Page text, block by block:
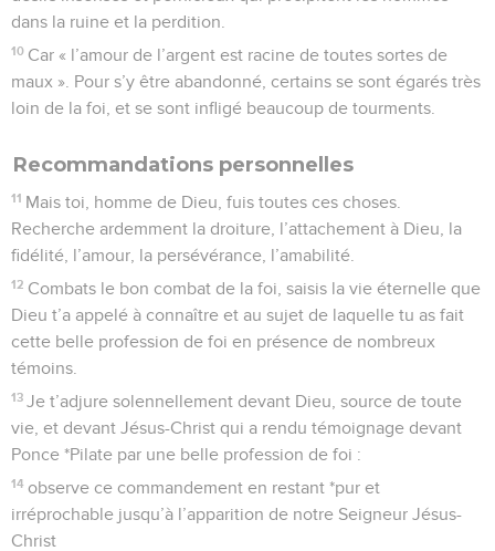
dans la ruine et la perdition.
10 Car « l’amour de l’argent est racine de toutes sortes de
maux ». Pour s’y être abandonné, certains se sont égarés très
loin de la foi, et se sont infligé beaucoup de tourments.
Recommandations personnelles
11 Mais toi, homme de Dieu, fuis toutes ces choses.
Recherche ardemment la droiture, l’attachement à Dieu, la
fidélité, l’amour, la persévérance, l’amabilité.
12 Combats le bon combat de la foi, saisis la vie éternelle que
Dieu t’a appelé à connaître et au sujet de laquelle tu as fait
cette belle profession de foi en présence de nombreux
témoins.
13 Je t’adjure solennellement devant Dieu, source de toute
vie, et devant Jésus-Christ qui a rendu témoignage devant
Ponce *Pilate par une belle profession de foi :
14 observe ce commandement en restant *pur et
irréprochable jusqu’à l’apparition de notre Seigneur Jésus-
Christ